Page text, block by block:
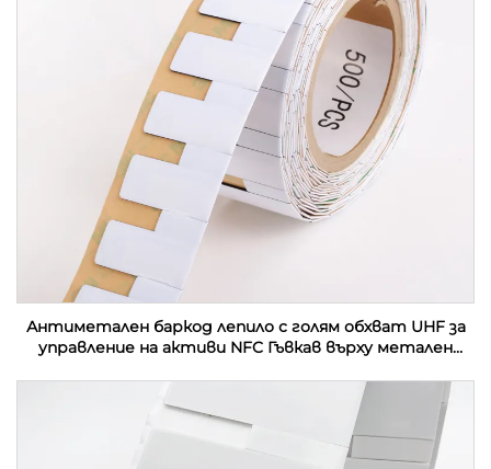
Антиметален баркод лепило с голям обхват UHF за
управление на активи NFC Гъвкав върху метален